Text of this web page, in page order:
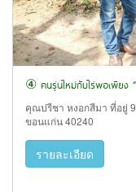
④ คนรุ่นใหม่กับไร่พอเพีย
คุณปรีชา หงอกสีมา ที่อยู่
ขอนแก่น 40240
รายละเอียด